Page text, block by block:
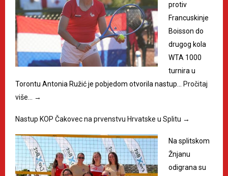
protiv
Francuskinje
Boisson do
drugog kola
WTA 1000
turnira u
Torontu Antonia Ružić je pobjedom otvorila nastup… Pročitaj
više… →
Nastup KOP Čakovec na prvenstvu Hrvatske u Splitu →
Na splitskom
Žnjanu
odigrana su